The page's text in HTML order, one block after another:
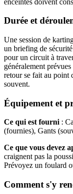
Durée et
Une session de
un briefing de
pour un circuit à
généralement
retour se fait au point
souvent.
Équipement et
Ce qui est fourni:
(fournies), Gants
Ce que vous devez
craignent pas la
Prévoyez un foulard
Comment s'y